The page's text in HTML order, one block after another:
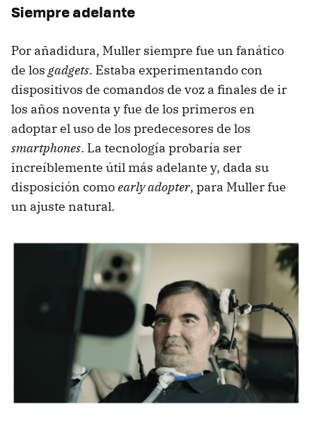
Siempre adelante
Por añadidura, Muller siempre fue un fanático
de los gadgets. Estaba experimentando con
dispositivos de comandos de voz a finales de ir
los años noventa y fue de los primeros en
adoptar el uso de los predecesores de los
smartphones. La tecnología probaría ser
increíblemente útil más adelante y, dada su
disposición comoearly adopter, para Muller fue
un ajuste natural.